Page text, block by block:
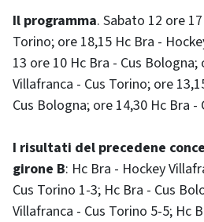
Il programma. Sabato 12 ore
Torino; ore 18,15 Hc Bra -
13 ore 10 Hc Bra - Cus Bologna;
Villafranca - Cus Torino; ore
Cus Bologna; ore 14,30 Hc Bra -
I risultati del precedene
girone B: Hc Bra - Hockey
Cus Torino 1-3; Hc Bra - Cus
Villafranca - Cus Torino 5-5; Hc